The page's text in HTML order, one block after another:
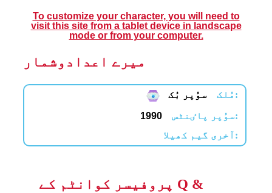
To customize your character, you will need to
visit this site from a tablet device in landscape
mode or from your computer.
میرے اعدادوشمار
مُلک: سوُپر بُک
سوُپر پاٸنٹس:
1990
آخری گیم کھیلا:
پروفیسر کوانٹم کے Q &